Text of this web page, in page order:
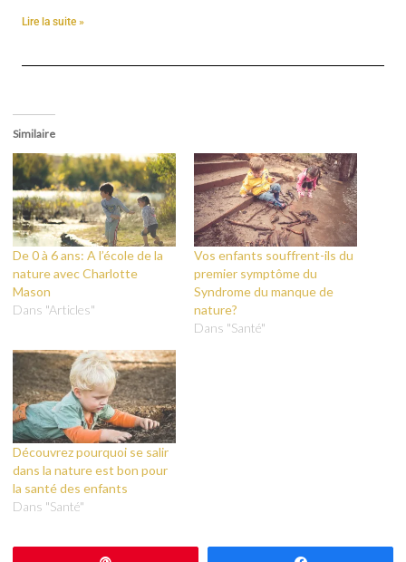
Lire la suite »
Similaire
De 0 à 6 ans: A l’école de la
nature avec Charlotte
Mason
Dans "Articles"
Vos enfants souffrent-ils du
premier symptôme du
Syndrome du manque de
nature?
Dans "Santé"
Découvrez pourquoi se salir
dans la nature est bon pour
la santé des enfants
Dans "Santé"